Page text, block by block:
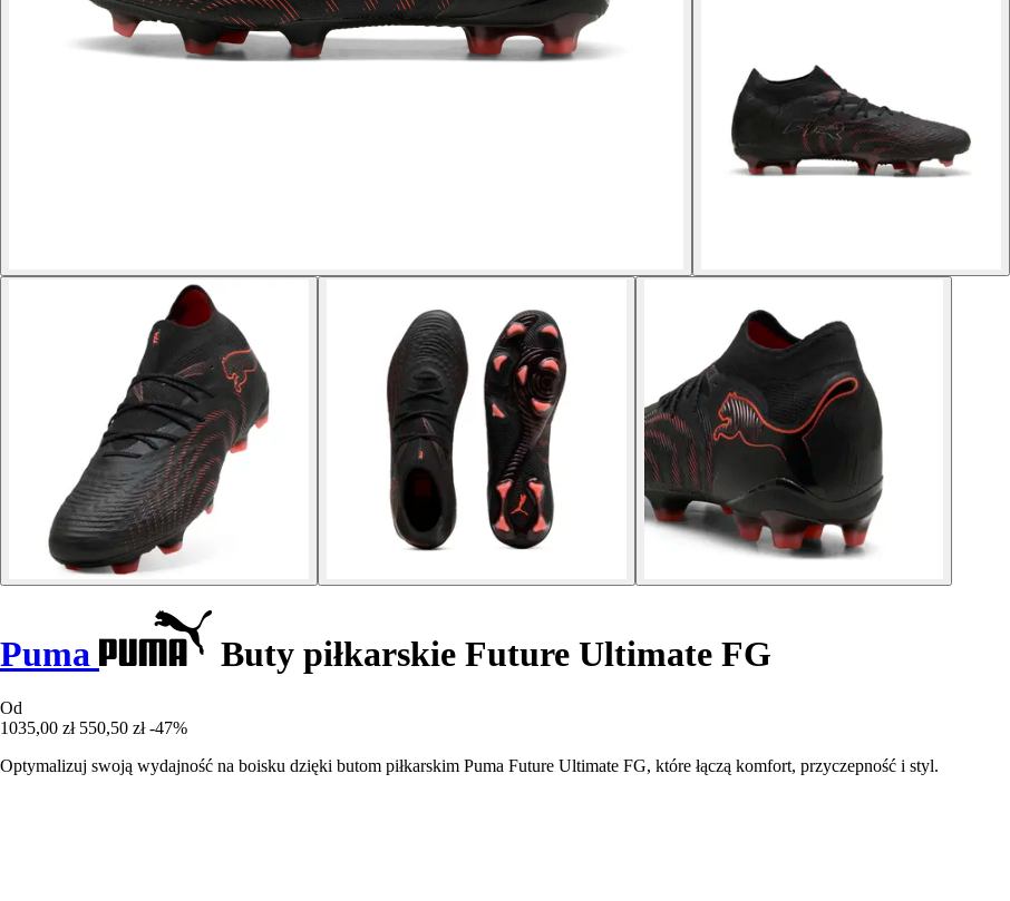
Puma Buty piłkarskie Future Ultimate FG
Od
1035,00 zł 550,50 zł -47%
Optymalizuj swoją wydajność na boisku dzięki butom piłkarskim Puma Future Ultimate FG, które łączą komfort, przyczepność i styl.